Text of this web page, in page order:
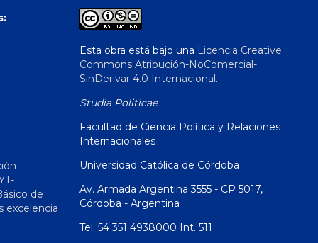
de
excelencia
Esta obra está bajo una Licencia Creative
Commons Atribución-NoComercial-
SinDerivar 4.0 Internacional.
Studia Politicae
Facultad de Ciencia Política y Relaciones
Internacionales
Universidad Católica de Córdoba
Av. Armada Argentina 3555 - CP 5017,
Córdoba - Argentina
Tel. 54 351 4938000 Int. 511